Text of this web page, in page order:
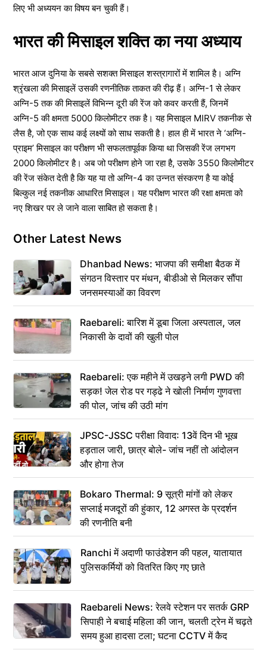
लिए भी अध्ययन का विषय बन चुकी हैं।
भारत की मिसाइल शक्ति का नया अध्याय
भारत आज दुनिया के सबसे सशक्त मिसाइल शस्त्रागारों में शामिल है। अग्नि
श्रृंखला की मिसाइलें उसकी रणनीतिक ताकत की रीढ़ हैं। अग्नि-1 से लेकर
अग्नि-5 तक की मिसाइलें विभिन्न दूरी की रेंज को कवर करती हैं, जिनमें
अग्नि-5 की क्षमता 5000 किलोमीटर तक है। यह मिसाइल MIRV तकनीक से
लैस है, जो एक साथ कई लक्ष्यों को साध सकती है। हाल ही में भारत ने ‘अग्नि-
प्राइम’ मिसाइल का परीक्षण भी सफलतापूर्वक किया था जिसकी रेंज लगभग
2000 किलोमीटर है। अब जो परीक्षण होने जा रहा है, उसके 3550 किलोमीटर
की रेंज संकेत देती है कि यह या तो अग्नि-4 का उन्नत संस्करण है या कोई
बिल्कुल नई तकनीक आधारित मिसाइल। यह परीक्षण भारत की रक्षा क्षमता को
नए शिखर पर ले जाने वाला साबित हो सकता है।
Other Latest News
Dhanbad News: भाजपा की समीक्षा बैठक में
संगठन विस्तार पर मंथन, बीडीओ से मिलकर सौंपा
जनसमस्याओं का विवरण
Raebareli: बारिश में डूबा जिला अस्पताल, जल
निकासी के दावों की खुली पोल
Raebareli: एक महीने में उखड़ने लगी PWD की
सड़क! जेल रोड पर गड्ढे ने खोली निर्माण गुणवत्ता
की पोल, जांच की उठी मांग
JPSC-JSSC परीक्षा विवाद: 13वें दिन भी भूख
हड़ताल जारी, छात्र बोले- जांच नहीं तो आंदोलन
और होगा तेज
Bokaro Thermal: 9 सूत्री मांगों को लेकर
सप्लाई मजदूरों की हुंकार, 12 अगस्त के प्रदर्शन
की रणनीति बनी
Ranchi में अदाणी फाउंडेशन की पहल, यातायात
पुलिसकर्मियों को वितरित किए गए छाते
Raebareli News: रेलवे स्टेशन पर सतर्क GRP
सिपाही ने बचाई महिला की जान, चलती ट्रेन में चढ़ते
समय हुआ हादसा टला; घटना CCTV में कैद